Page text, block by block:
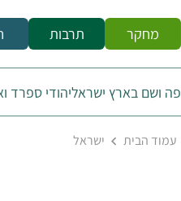
מחקר תרבות
פה ושם בארץ ישראליהודי ספרד
עמוד הבית ישראל